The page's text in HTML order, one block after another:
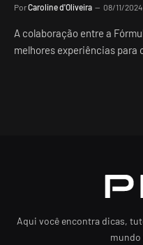
PorCaroline d'Oliveira 08/11/2024
A colaboração entre a
melhores experiências para
Aqui você encontra dicas,
mundo